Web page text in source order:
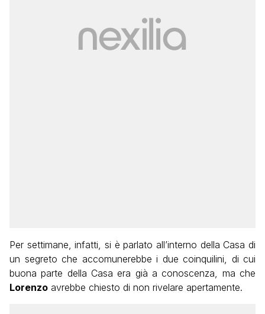
Per settimane, infatti, si è parlato all’interno della Casa di
un segreto che accomunerebbe i due coinquilini, di cui
buona parte della Casa era già a conoscenza, ma che
Lorenzo avrebbe chiesto di non rivelare apertamente.